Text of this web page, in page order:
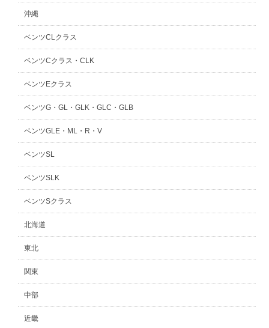
沖縄
ベンツCLクラス
ベンツCクラス・CLK
ベンツEクラス
ベンツG・GL・GLK・GLC・GLB
ベンツGLE・ML・R・V
ベンツSL
ベンツSLK
ベンツSクラス
北海道
東北
関東
中部
近畿